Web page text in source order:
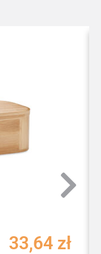
33,64 zł